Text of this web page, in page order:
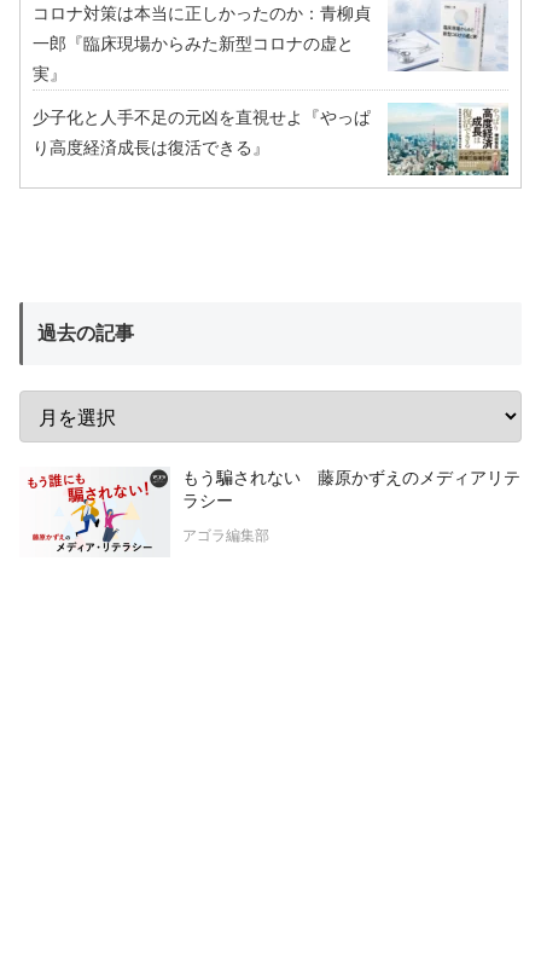
コロナ対策は本当に正しかったのか：青柳貞
一郎『臨床現場からみた新型コロナの虚と
実』
少子化と人手不足の元凶を直視せよ『やっぱ
り高度経済成長は復活できる』
過去の記事
もう騙されない 藤原かずえのメディアリテ
ラシー
アゴラ編集部